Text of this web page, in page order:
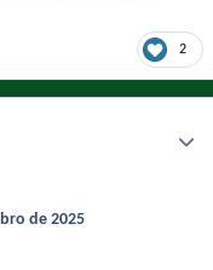
2
de 2025